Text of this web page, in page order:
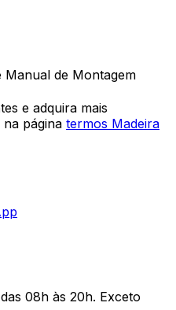
Manual de Montagem
e adquira mais
página termos Madeira
08h às 20h. Exceto